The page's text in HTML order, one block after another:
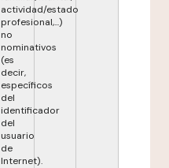
actividad/estado
profesional,...)
no
nominativos
(es
decir,
específicos
del
identificador
del
usuario
de
Internet).